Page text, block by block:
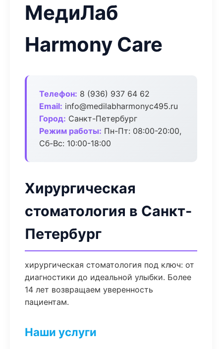
МедиЛаб
Harmony Care
Телефон: 8 (936) 937 64 62
Email: info@medilabharmonyc495.ru
Город: Санкт-Петербург
Режим работы: Пн-Пт: 08:00-20:00,
Сб-Вс: 10:00-18:00
Хирургическая
стоматология в Санкт-
Петербург
хирургическая стоматология под ключ: от
диагностики до идеальной улыбки. Более
14 лет возвращаем уверенность
пациентам.
Наши услуги